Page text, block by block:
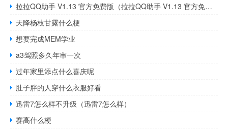
拉拉QQ助手 V1.13 官方免费版（拉拉QQ助手 V1.13 官方免费版功能简介）
天降杨枝甘露什么梗
想要完成MEM学业
a3驾照多久年审一次
过年家里添点什么喜庆呢
肚子胖的人穿什么衣服好看
迅雷7怎么样不升级（迅雷7怎么样）
赛高什么梗